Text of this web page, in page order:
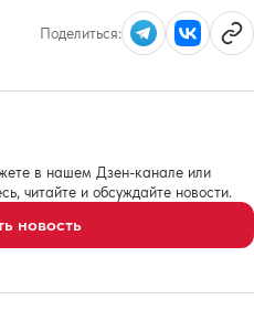
Поделиться:
в нашем Дзен-канале или
читайте и обсуждайте новости.
новость